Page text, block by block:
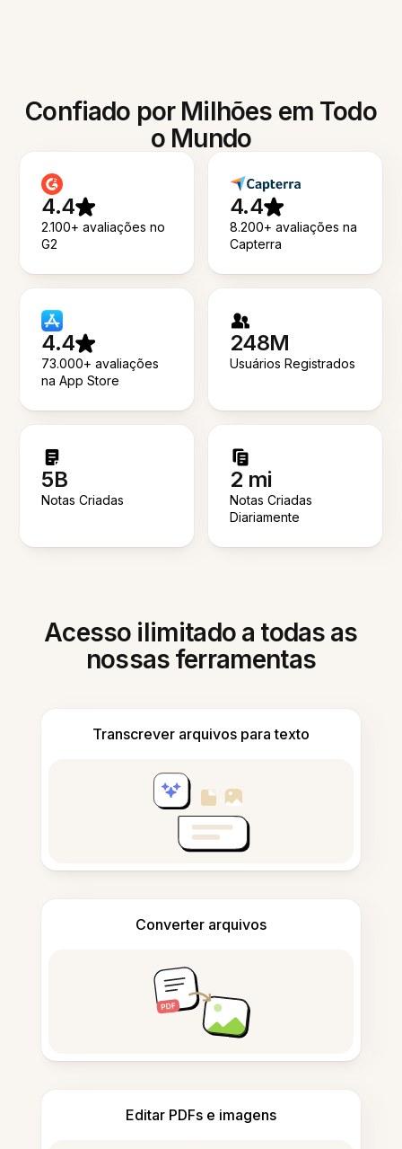
Confiado por Milhões em Todo
o Mundo
4.4
2.100+ avaliações no
G2
4.4
8.200+ avaliações na
Capterra
4.4
73.000+ avaliações
na App Store
248M
Usuários Registrados
5B
Notas Criadas
2 mi
Notas Criadas
Diariamente
Acesso ilimitado a todas as
nossas ferramentas
Transcrever arquivos para texto
Converter arquivos
Editar PDFs e imagens